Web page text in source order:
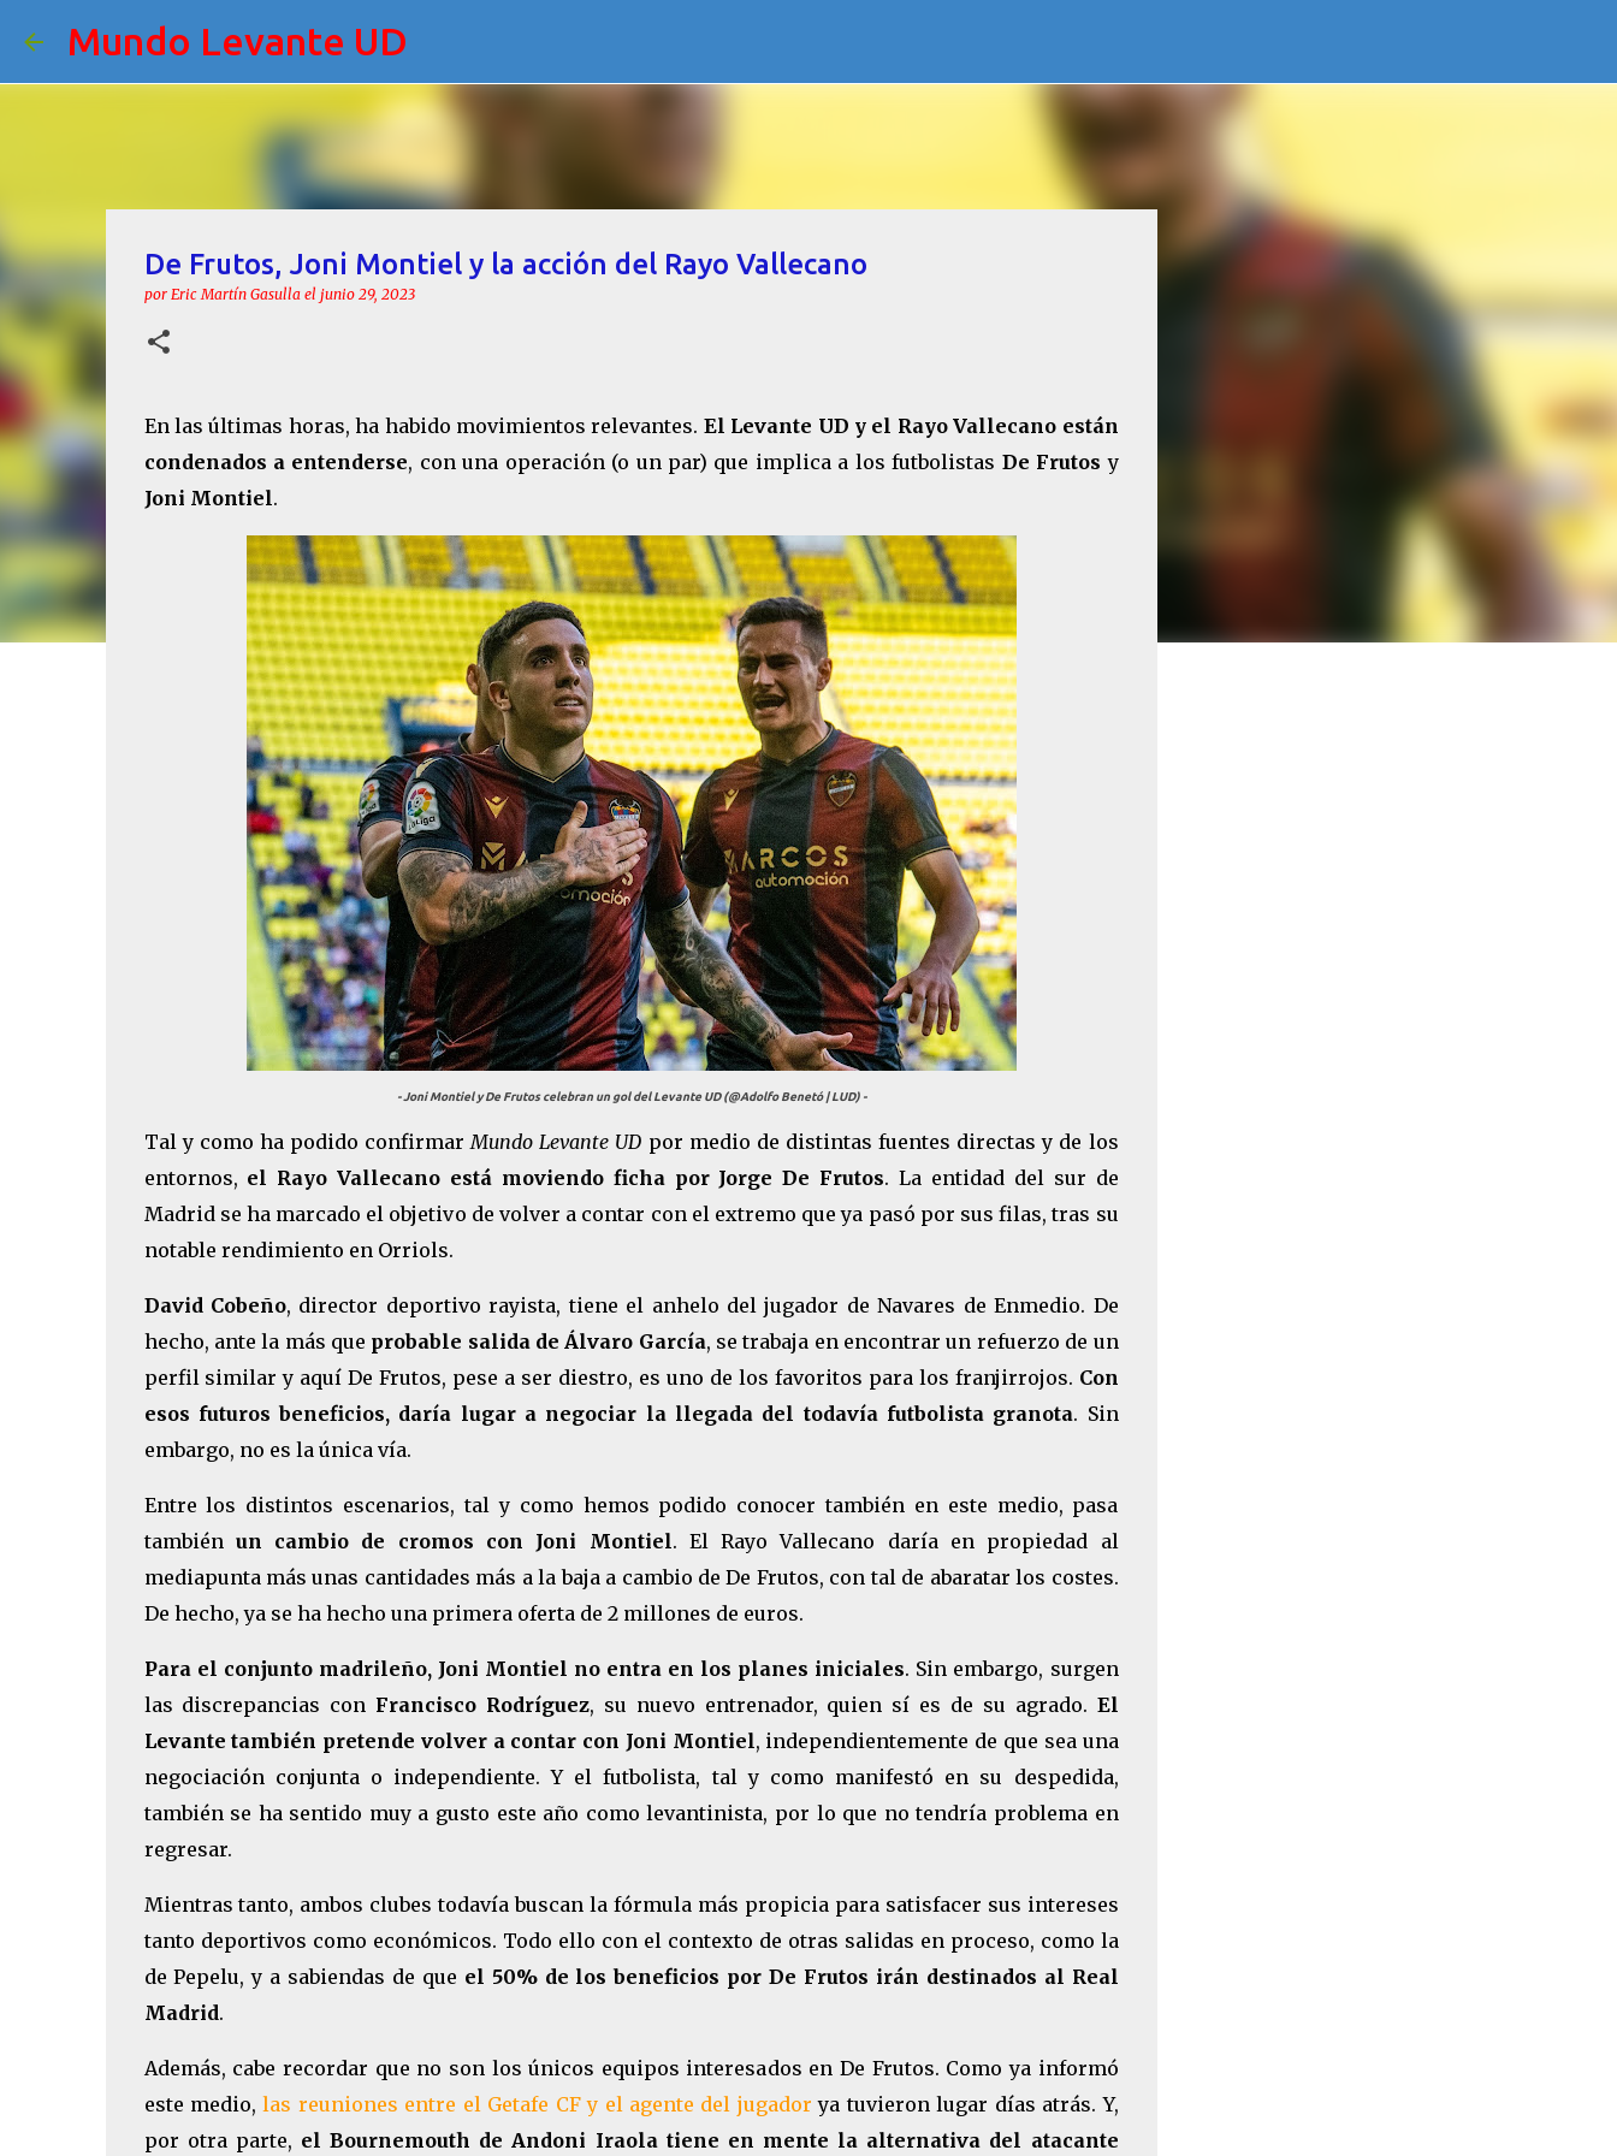
Mundo Levante UD
De Frutos, Joni Montiel y la acción del Rayo Vallecano
por Eric Martín Gasulla el junio 29, 2023
En las últimas horas, ha habido movimientos relevantes. El Levante UD y el Rayo Vallecano están
condenados a entenderse, con una operación (o un par) que implica a los futbolistas De Frutos y
Joni Montiel.
- Joni Montiel y De Frutos celebran un gol del Levante UD (@Adolfo Benetó | LUD) -
Tal y como ha podido confirmarMundo Levante UD por medio de distintas fuentes directas y de los
entornos, el Rayo Vallecano está moviendo ficha por Jorge De Frutos. La entidad del sur de
Madrid se ha marcado el objetivo de volver a contar con el extremo que ya pasó por sus filas, tras su
notable rendimiento en Orriols.
David Cobeño, director deportivo rayista, tiene el anhelo del jugador de Navares de Enmedio. De
hecho, ante la más que probable salida de Álvaro García, se trabaja en encontrar un refuerzo de un
perfil similar y aquí De Frutos, pese a ser diestro, es uno de los favoritos para los franjirrojos. Con
esos futuros beneficios, daría lugar a negociar la llegada del todavía futbolista granota. Sin
embargo, no es la única vía.
Entre los distintos escenarios, tal y como hemos podido conocer también en este medio, pasa
también un cambio de cromos con Joni Montiel. El Rayo Vallecano daría en propiedad al
mediapunta más unas cantidades más a la baja a cambio de De Frutos, con tal de abaratar los costes.
De hecho, ya se ha hecho una primera oferta de 2 millones de euros.
Para el conjunto madrileño, Joni Montiel no entra en los planes iniciales. Sin embargo, surgen
las discrepancias con Francisco Rodríguez, su nuevo entrenador, quien sí es de su agrado. El
Levante también pretende volver a contar con Joni Montiel, independientemente de que sea una
negociación conjunta o independiente. Y el futbolista, tal y como manifestó en su despedida,
también se ha sentido muy a gusto este año como levantinista, por lo que no tendría problema en
regresar.
Mientras tanto, ambos clubes todavía buscan la fórmula más propicia para satisfacer sus intereses
tanto deportivos como económicos. Todo ello con el contexto de otras salidas en proceso, como la
de Pepelu, y a sabiendas de que el 50% de los beneficios por De Frutos irán destinados al Real
Madrid.
Además, cabe recordar que no son los únicos equipos interesados en De Frutos. Como ya informó
este medio,las reuniones entre el Getafe CF y el agente del jugador ya tuvieron lugar días atrás. Y,
por otra parte, el Bournemouth de Andoni Iraola tiene en mente la alternativa del atacante